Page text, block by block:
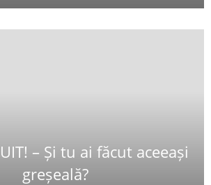
– Și tu ai făcut aceeași
greșeală?